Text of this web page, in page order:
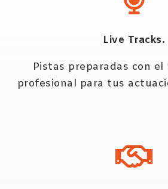
Live Tracks.
Pistas preparadas con el
profesional para tus